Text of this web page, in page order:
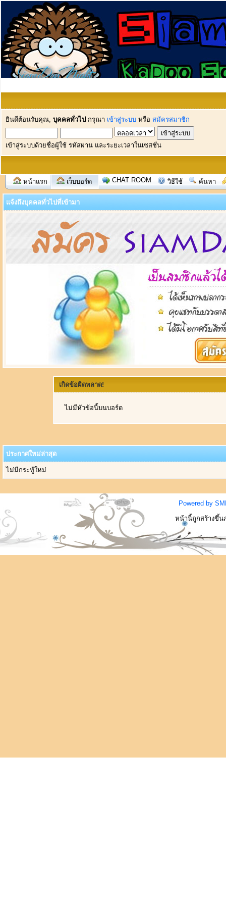
ยินดีต้อนรับคุณ, บุคคลทั่วไป กรุณา เข้าสู่ระบบ หรือ สมัครสมาชิก
เข้าสู่ระบบด้วยชื่อผู้ใช้ รหัสผ่าน และระยะเวลาในเซสชั่น
หน้าแรก เว็บบอร์ด CHAT ROOM วิธีใช้ ค้นหา
แจ้งถึงบุคคลทั่วไปที่เข้ามา
เกิดข้อผิดพลาด!
ไม่มีหัวข้อนี้บนบอร์ด
ประกาศใหม่ล่าสุด
ไม่มีกระทู้ใหม่
Powered by
หน้านี้ถูกสร้างขึ้น